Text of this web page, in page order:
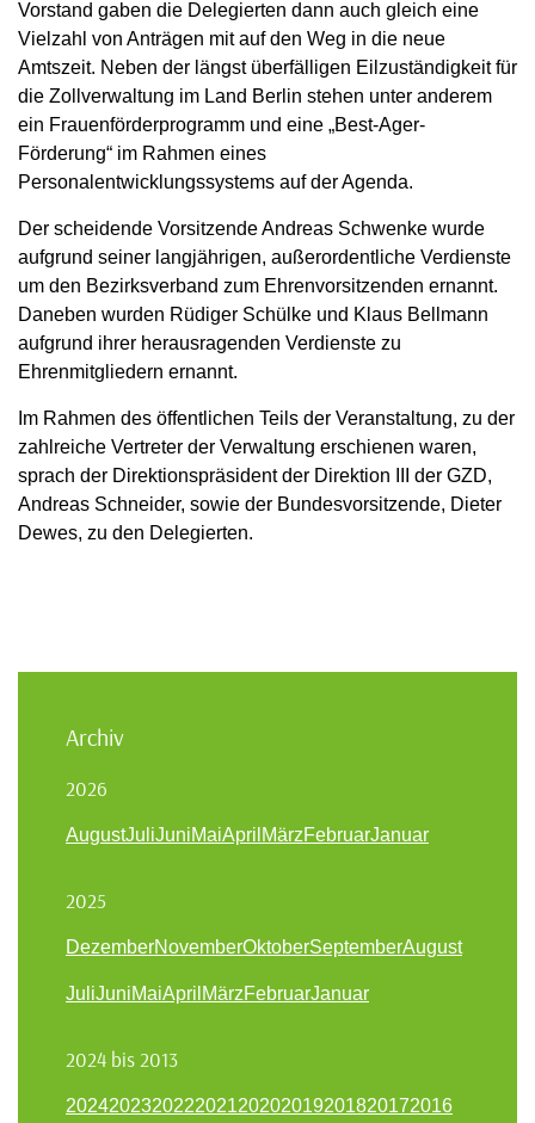
Vorstand gaben die Delegierten dann auch gleich eine
Vielzahl von Anträgen mit auf den Weg in die neue
Amtszeit. Neben der längst überfälligen Eilzuständigkeit für
die Zollverwaltung im Land Berlin stehen unter anderem
ein Frauenförderprogramm und eine „Best-Ager-
Förderung“ im Rahmen eines
Personalentwicklungssystems auf der Agenda.
Der scheidende Vorsitzende Andreas Schwenke wurde
aufgrund seiner langjährigen, außerordentliche Verdienste
um den Bezirksverband zum Ehrenvorsitzenden ernannt.
Daneben wurden Rüdiger Schülke und Klaus Bellmann
aufgrund ihrer herausragenden Verdienste zu
Ehrenmitgliedern ernannt.
Im Rahmen des öffentlichen Teils der Veranstaltung, zu der
zahlreiche Vertreter der Verwaltung erschienen waren,
sprach der Direktionspräsident der Direktion III der GZD,
Andreas Schneider, sowie der Bundesvorsitzende, Dieter
Dewes, zu den Delegierten.
Archiv
2026
AugustJuliJuniMaiApril MärzFebruarJanuar
2025
DezemberNovemberOktoberSeptemberAugust
JuliJuniMaiApril MärzFebruarJanuar
2024 bis 2013
202420232022202120202019201820172016